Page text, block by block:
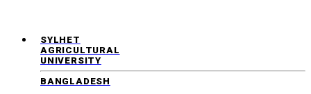
SYLHET
AGRICULTURAL
UNIVERSITY
BANGLADESH